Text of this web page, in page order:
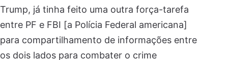
Trump, já tinha feito uma outra força-tarefa
entre PF e FBI [a Polícia Federal americana]
para compartilhamento de informações entre
os dois lados para combater o crime